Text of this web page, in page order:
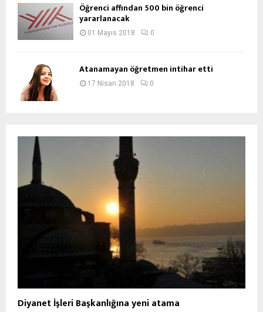
Öğrenci affından 500 bin öğrenci
yararlanacak
01 Mayıs 2018 0
Atanamayan öğretmen intihar etti
17 Nisan 2018 0
Diyanet İşleri Başkanlığına yeni atama